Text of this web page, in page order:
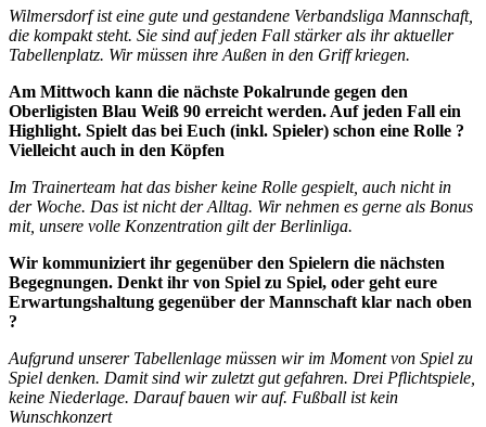
Wilmersdorf ist eine gute und gestandene Verbandsliga Mannschaft,
die kompakt steht. Sie sind auf jeden Fall stärker als ihr aktueller
Tabellenplatz. Wir müssen ihre Außen in den Griff kriegen.
Am Mittwoch kann die nächste Pokalrunde gegen den
Oberligisten Blau Weiß 90 erreicht werden. Auf jeden Fall ein
Highlight. Spielt das bei Euch (inkl. Spieler) schon eine Rolle ?
Vielleicht auch in den Köpfen
Im Trainerteam hat das bisher keine Rolle gespielt, auch nicht in
der Woche. Das ist nicht der Alltag. Wir nehmen es gerne als Bonus
mit, unsere volle Konzentration gilt der Berlinliga.
Wir kommuniziert ihr gegenüber den Spielern die nächsten
Begegnungen. Denkt ihr von Spiel zu Spiel, oder geht eure
Erwartungshaltung gegenüber der Mannschaft klar nach oben
?
Aufgrund unserer Tabellenlage müssen wir im Moment von Spiel zu
Spiel denken. Damit sind wir zuletzt gut gefahren. Drei Pflichtspiele,
keine Niederlage. Darauf bauen wir auf. Fußball ist kein
Wunschkonzert